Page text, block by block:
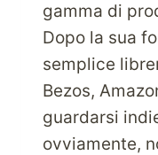
gamma di
Dopo la sua
semplice
Bezos,
guardarsi
ovviamente,